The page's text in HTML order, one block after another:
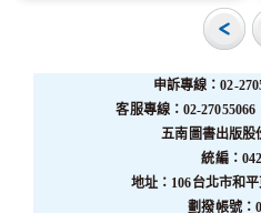
申訴專線：02-
客服專線：02-
五南圖書出版
統編：
地址：106台北市和
劃撥帳號：